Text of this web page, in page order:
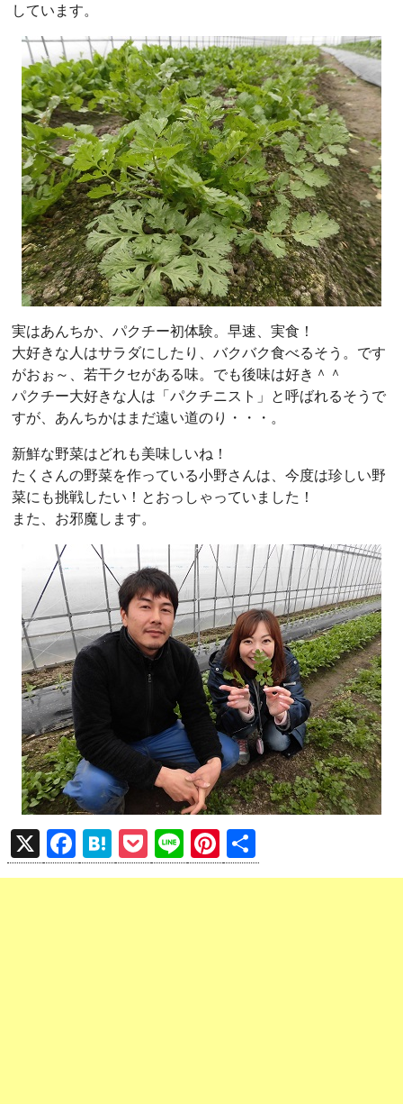
しています。
実はあんちか、パクチー初体験。早速、実食！
大好きな人はサラダにしたり、バクバク食べるそう。です
がおぉ～、若干クセがある味。でも後味は好き＾＾
パクチー大好きな人は「パクチニスト」と呼ばれるそうで
すが、あんちかはまだ遠い道のり・・・。
新鮮な野菜はどれも美味しいね！
たくさんの野菜を作っている小野さんは、今度は珍しい野
菜にも挑戦したい！とおっしゃっていました！
また、お邪魔します。
X
F
a
H
at
P
o
Li
n
Pi
nt 有